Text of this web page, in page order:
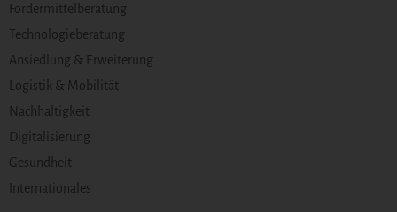
Fördermittelberatung
Technologieberatung
Ansiedlung & Erweiterung
Logistik & Mobilität
Nachhaltigkeit
Digitalisierung
Gesundheit
Internationales